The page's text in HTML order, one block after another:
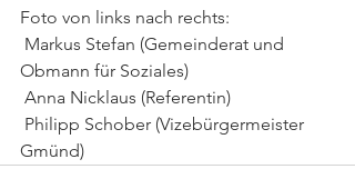
Foto von links nach rechts:
Obmann für Soziales)
Anna Nicklaus (Referentin)
Gmünd)